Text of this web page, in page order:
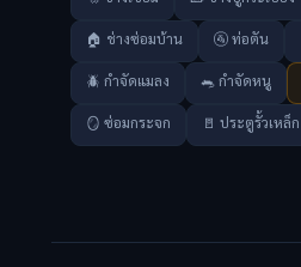
🏠 ช่างซ่อมบ้าน 🚰 ท่อตัน
🪲 กำจัดแมลง 🐀 กำจัดหนู
🪞 ซ่อมกระจก 🚪 ประตูรั้วเหล็ก